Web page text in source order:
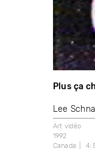
Plus ça
Lee
Art vidéo
1992
Canada